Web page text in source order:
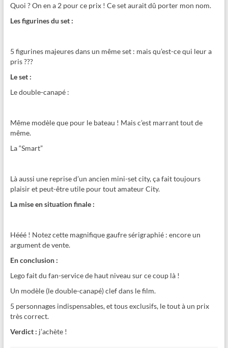
Quoi ? On en a 2 pour ce prix ! Ce set aurait dû porter mon nom.
Les figurines du set :
5 figurines majeures dans un même set : mais qu’est-ce qui leur a
pris ???
Le set :
Le double-canapé :
Même modèle que pour le bateau ! Mais c’est marrant tout de
même.
La “Smart”
Là aussi une reprise d’un ancien mini-set city, ça fait toujours
plaisir et peut-être utile pour tout amateur City.
La mise en situation finale :
Hééé ! Notez cette magnifique gaufre sérigraphié : encore un
argument de vente.
En conclusion :
Lego fait du fan-service de haut niveau sur ce coup là !
Un modèle (le double-canapé) clef dans le film.
5 personnages indispensables, et tous exclusifs, le tout à un prix
très correct.
Verdict : j’achète !